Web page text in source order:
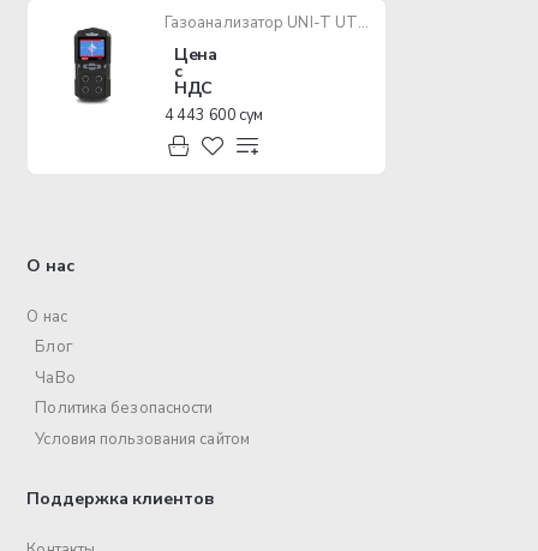
Газоанализатор UNI-T UT334F
Цена
с
НДС
4 443 600 сум
О нас
О нас
Блог
ЧаВо
Политика безопасности
Условия пользования сайтом
Поддержка клиентов